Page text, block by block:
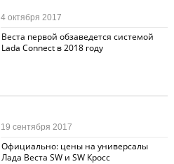
Веста первой обзаведется системой
Lada Connect в 2018 году
4 октября 2017
Официально: цены на универсалы
Лада Веста SW и SW Кросс
19 сентября 2017